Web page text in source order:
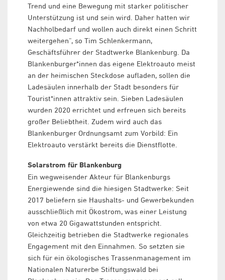
Trend und eine Bewegung mit starker politischer
Unterstützung ist und sein wird. Daher hatten wir
Nachholbedarf und wollen auch direkt einen Schritt
weitergehen“, so Tim Schlenkermann,
Geschäftsführer der Stadtwerke Blankenburg. Da
Blankenburger*innen das eigene Elektroauto meist
an der heimischen Steckdose aufladen, sollen die
Ladesäulen innerhalb der Stadt besonders für
Tourist*innen attraktiv sein. Sieben Ladesäulen
wurden 2020 errichtet und erfreuen sich bereits
großer Beliebtheit. Zudem wird auch das
Blankenburger Ordnungsamt zum Vorbild: Ein
Elektroauto verstärkt bereits die Dienstflotte.
Solarstrom für Blankenburg
Ein wegweisender Akteur für Blankenburgs
Energiewende sind die hiesigen Stadtwerke: Seit
2017 beliefern sie Haushalts- und Gewerbekunden
ausschließlich mit Ökostrom, was einer Leistung
von etwa 20 Gigawattstunden entspricht.
Gleichzeitig betrieben die Stadtwerke regionales
Engagement mit den Einnahmen. So setzten sie
sich für ein ökologisches Trassenmanagement im
Nationalen Naturerbe Stiftungswald bei